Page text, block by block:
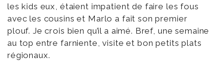
les kids eux, étaient impatient de faire les fous
avec les cousins et Marlo a fait son premier
plouf. Je crois bien qu’il a aimé. Bref, une semaine
au top entre farniente, visite et bon petits plats
régionaux.